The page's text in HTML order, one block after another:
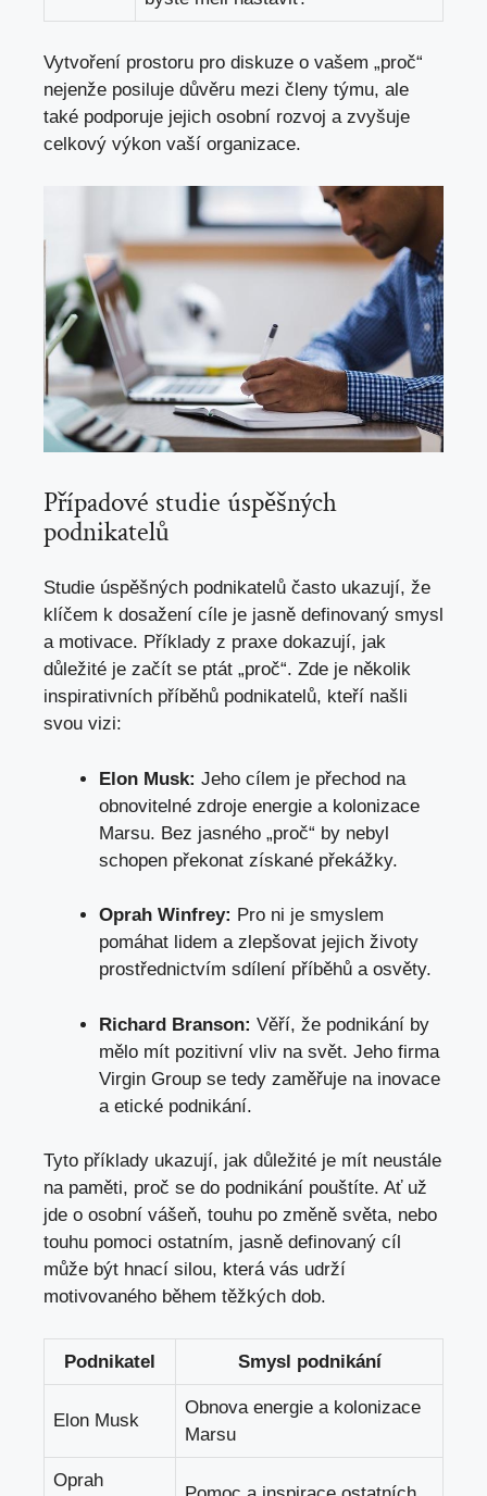
Vytvoření prostoru pro diskuze o vašem „proč“
nejenže posiluje důvěru mezi členy týmu, ale
také podporuje jejich osobní rozvoj a zvyšuje
celkový výkon vaší organizace.
Případové studie úspěšných
podnikatelů
Studie úspěšných podnikatelů často ukazují, že
klíčem k dosažení cíle je jasně definovaný smysl
a motivace. Příklady z praxe dokazují, jak
důležité je začít se ptát „proč“. Zde je několik
inspirativních příběhů podnikatelů, kteří našli
svou vizi:
Elon Musk: Jeho cílem je přechod na
obnovitelné zdroje energie a kolonizace
Marsu. Bez jasného „proč“ by nebyl
schopen překonat získané překážky.
Oprah Winfrey: Pro ni je smyslem
pomáhat lidem a zlepšovat jejich životy
prostřednictvím sdílení příběhů a osvěty.
Richard Branson: Věří, že podnikání by
mělo mít pozitivní vliv na svět. Jeho firma
Virgin Group se tedy zaměřuje na inovace
a etické podnikání.
Tyto příklady ukazují, jak důležité je mít neustále
na paměti, proč se do podnikání pouštíte. Ať už
jde o osobní vášeň, touhu po změně světa, nebo
touhu pomoci ostatním, jasně definovaný cíl
může být hnací silou, která vás udrží
motivovaného během těžkých dob.
Podnikatel Smysl podnikání
Elon Musk
Obnova energie a kolonizace
Marsu
Oprah